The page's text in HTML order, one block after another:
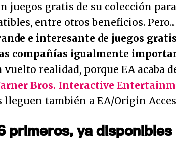
juegos gratis de su colección para
entre otros beneficios. Pero...
e interesante de juegos
compañías igualmente
vuelto realidad, porque EA acaba
Bros. Interactive
lleguen también a EA/Origin
primeros, ya disponibles